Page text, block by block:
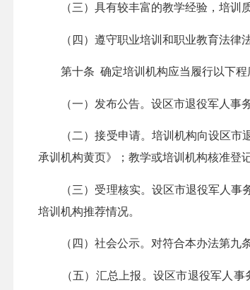
（三）具有较丰富的教学经验，培训质
（四）遵守职业培训和职业教育法律法
第十条 确定培训机构应当履行以下程
（一）发布公告。设区市退役军人事务
（二）接受申请。培训机构向设区市退
承训机构黄页》；教学或培训机构核准登
（三）受理核实。设区市退役军人事务
培训机构推荐情况。
（四）社会公示。对符合本办法第九条
（五）汇总上报。设区市退役军人事务